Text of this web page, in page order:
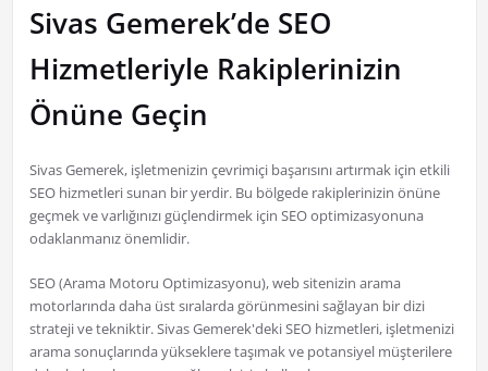
Sivas Gemerek’de SEO
Hizmetleriyle Rakiplerinizin
Önüne Geçin
Sivas Gemerek, işletmenizin çevrimiçi başarısını artırmak için etkili
SEO hizmetleri sunan bir yerdir. Bu bölgede rakiplerinizin önüne
geçmek ve varlığınızı güçlendirmek için SEO optimizasyonuna
odaklanmanız önemlidir.
SEO (Arama Motoru Optimizasyonu), web sitenizin arama
motorlarında daha üst sıralarda görünmesini sağlayan bir dizi
strateji ve tekniktir. Sivas Gemerek'deki SEO hizmetleri, işletmenizi
arama sonuçlarında yükseklere taşımak ve potansiyel müşterilere